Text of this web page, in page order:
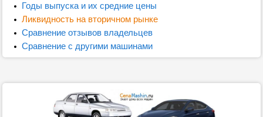
Годы выпуска и их средние цены
Ликвидность на вторичном рынке
Сравнение отзывов владельцев
Сравнение с другими машинами